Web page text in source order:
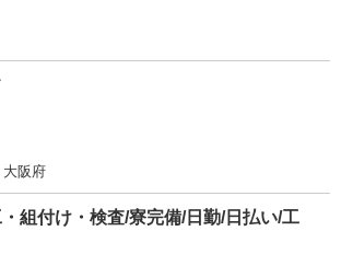
阪府
組付け・検査/寮完備/日勤/日払い/工